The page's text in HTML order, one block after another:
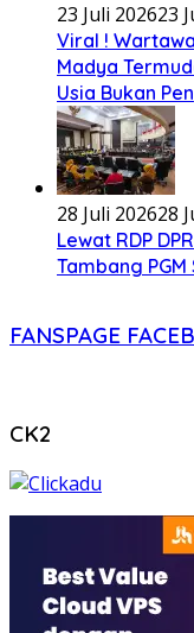
23 Juli 202623
Viral !
Madya
Usia Bukan
28 Juli 202628
Lewat RDP
Tambang
FANSPAGE
CK2